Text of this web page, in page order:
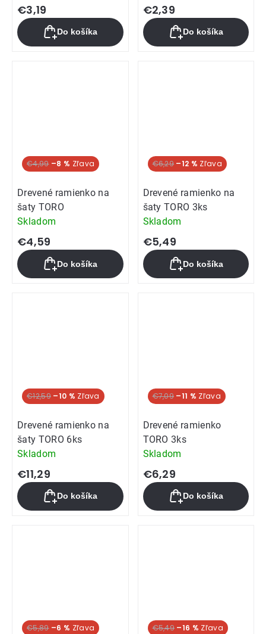
€3,19
Do košíka
€2,39
Do košíka
€4,99 –8 %
Drevené ramienko na
šaty TORO
Skladom
€4,59
Do košíka
€6,29 –12 %
Drevené ramienko na
šaty TORO 3ks
Skladom
€5,49
Do košíka
€12,59 –10 %
Drevené ramienko na
šaty TORO 6ks
Skladom
€11,29
Do košíka
€7,09 –11 %
Drevené ramienko
TORO 3ks
Skladom
€6,29
Do košíka
€5,89 –6 % €5,49 –16 %